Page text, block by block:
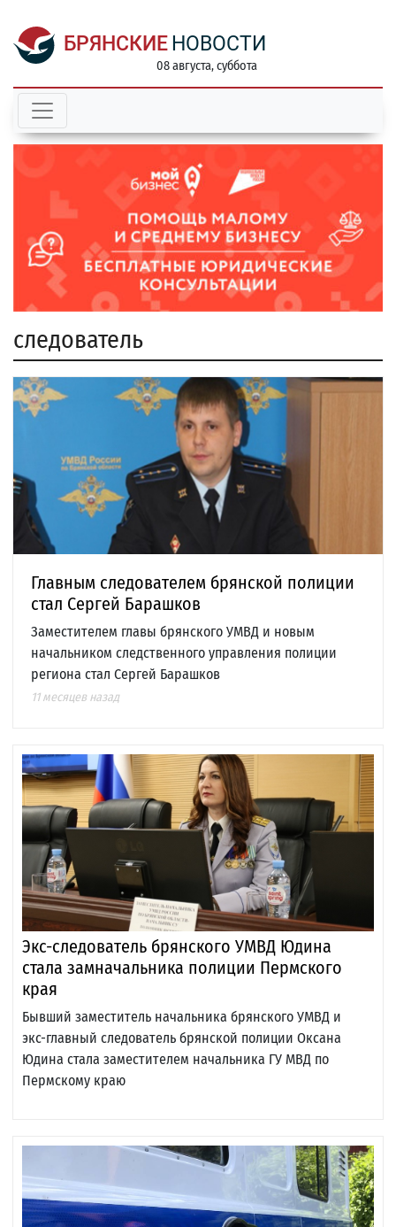
БРЯНСКИЕ НОВОСТИ
08 августа, суббота
следователь
Главным следователем брянской полиции
стал Сергей Барашков
Заместителем главы брянского УМВД и новым
начальником следственного управления полиции
региона стал Сергей Барашков
11 месяцев назад
Экс-следователь брянского УМВД Юдина
стала замначальника полиции Пермского
края
Бывший заместитель начальника брянского УМВД и
экс-главный следователь брянской полиции Оксана
Юдина стала заместителем начальника ГУ МВД по
Пермскому краю